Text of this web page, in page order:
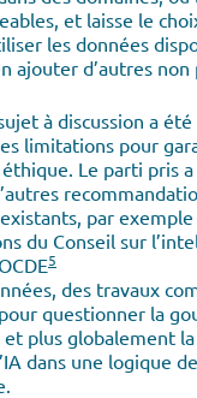
et laisse le
les données
ajouter d’autres non
à discussion a été
limitations pour
Le parti pris
par exemple
du Conseil sur
5
des travaux
questionner la
et plus globalement
dans une logique